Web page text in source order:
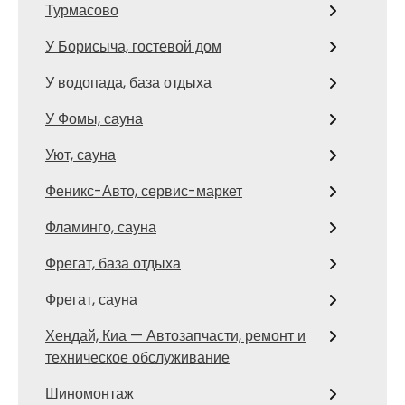
Турмасово
У Борисыча, гостевой дом
У водопада, база отдыха
У Фомы, сауна
Уют, сауна
Феникс-Авто, сервис-маркет
Фламинго, сауна
Фрегат, база отдыха
Фрегат, сауна
Хендай, Киа — Автозапчасти, ремонт и
техническое обслуживание
Шиномонтаж